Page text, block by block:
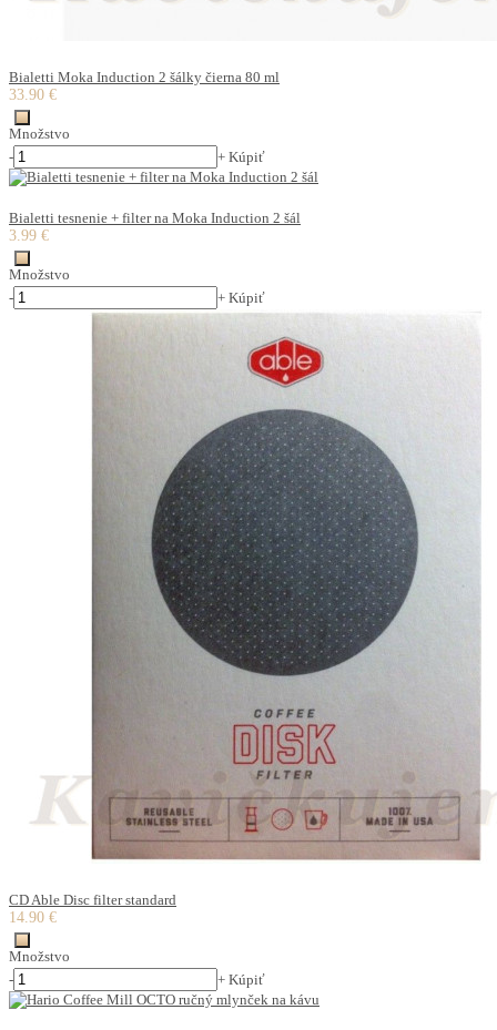
Bialetti Moka Induction 2 šálky čierna 80 ml
33.90 €
Množstvo
-
+ Kúpiť
Bialetti tesnenie + filter na Moka Induction 2 šál
3.99 €
Množstvo
-
+ Kúpiť
CD Able Disc filter standard
14.90 €
Množstvo
-
+ Kúpiť